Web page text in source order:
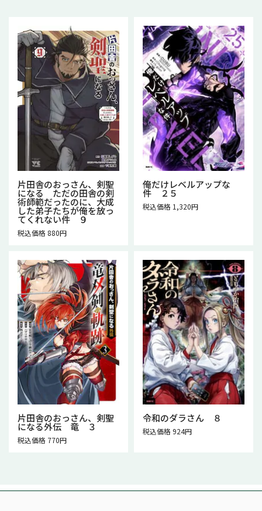
片田舎のおっさん、剣聖
になる ただの田舎の剣
術師範だったのに、大成
した弟子たちが俺を放っ
てくれない件 ９
税込価格 880円
俺だけレベルアップな
件 ２５
税込価格 1,320円
片田舎のおっさん、剣聖
になる外伝 竜 ３
税込価格 770円
令和のダラさん ８
税込価格 924円